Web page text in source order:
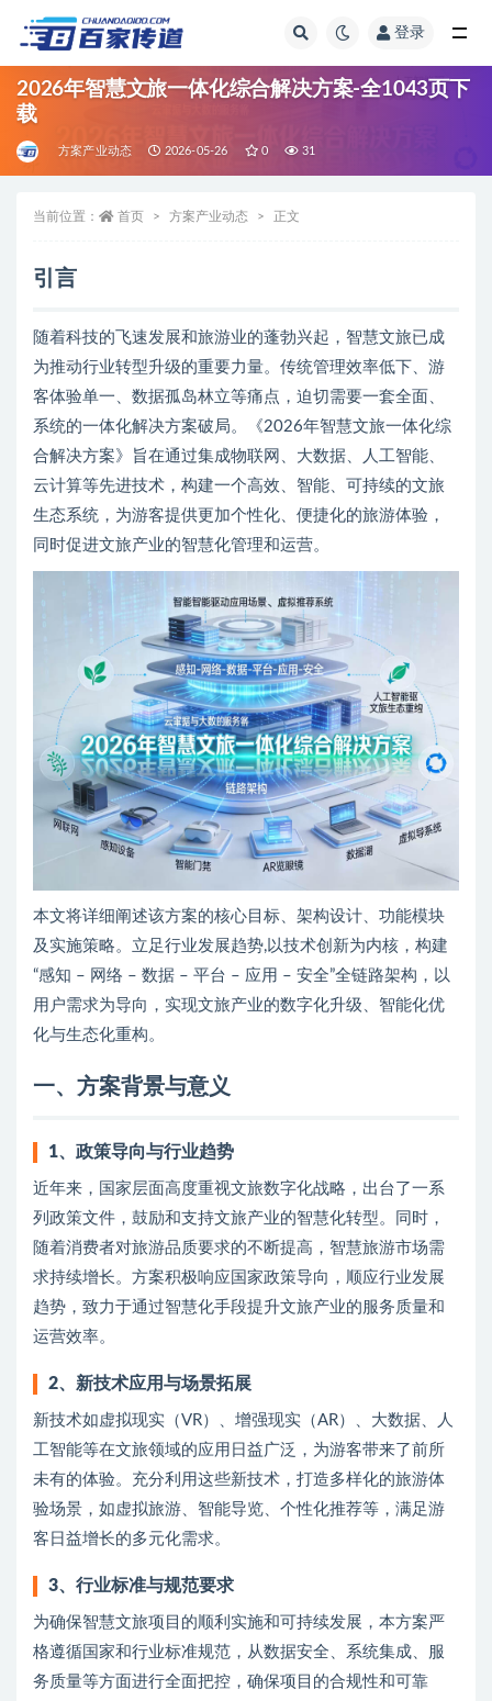
登录
2026年智慧文旅一体化综合解决方案-全1043页下
载
方案产业动态 2026-05-26 0 31
当前位置： 首页 方案产业动态 正文
引言
随着科技的飞速发展和旅游业的蓬勃兴起，智慧文旅已成
为推动行业转型升级的重要力量。传统管理效率低下、游
客体验单一、数据孤岛林立等痛点，迫切需要一套全面、
系统的一体化解决方案破局。《2026年智慧文旅一体化综
合解决方案》旨在通过集成物联网、大数据、人工智能、
云计算等先进技术，构建一个高效、智能、可持续的文旅
生态系统，为游客提供更加个性化、便捷化的旅游体验，
同时促进文旅产业的智慧化管理和运营。
本文将详细阐述该方案的核心目标、架构设计、功能模块
及实施策略。立足行业发展趋势,以技术创新为内核，构建
“感知 – 网络 – 数据 – 平台 – 应用 – 安全”全链路架构，以
用户需求为导向，实现文旅产业的数字化升级、智能化优
化与生态化重构。
一、方案背景与意义
1、 政策导向与行业趋势
近年来，国家层面高度重视文旅数字化战略，出台了一系
列政策文件，鼓励和支持文旅产业的智慧化转型。同时，
随着消费者对旅游品质要求的不断提高，智慧旅游市场需
求持续增长。方案积极响应国家政策导向，顺应行业发展
趋势，致力于通过智慧化手段提升文旅产业的服务质量和
运营效率。
2、 新技术应用与场景拓展
新技术如虚拟现实（VR）、增强现实（AR）、大数据、人
工智能等在文旅领域的应用日益广泛，为游客带来了前所
未有的体验。充分利用这些新技术，打造多样化的旅游体
验场景，如虚拟旅游、智能导览、个性化推荐等，满足游
客日益增长的多元化需求。
3、 行业标准与规范要求
为确保智慧文旅项目的顺利实施和可持续发展，本方案严
格遵循国家和行业标准规范，从数据安全、系统集成、服
务质量等方面进行全面把控，确保项目的合规性和可靠